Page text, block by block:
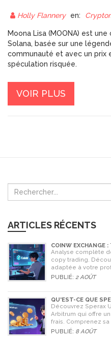
Holly Flannery en:
Moona Lisa (MOONA) est
Solana, basée sur une
communauté et avec un prix
spéculation risquée.
VOIR PLUS
ARTICLES RÉCENTS
COINW EXCHANGE
EN 2026
Analyse complète
copy trading.
adaptée à votre
PUBLIÉ: 2 AOÛT
QU'EST-CE QUE
RENDEMENT
Découvrez Sperax
Arbitrum qui offre
frais. Comprenez
comment l'utiliser en
PUBLIÉ: 8 AOÛT